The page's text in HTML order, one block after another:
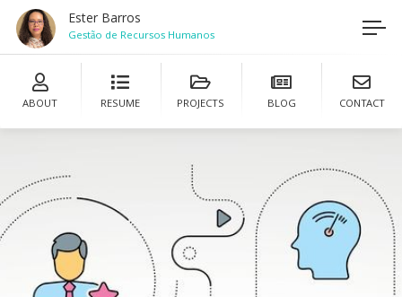
Ester Barros
Gestão de Recursos Humanos
ABOUT RESUME PROJECTS BLOG CONTACT